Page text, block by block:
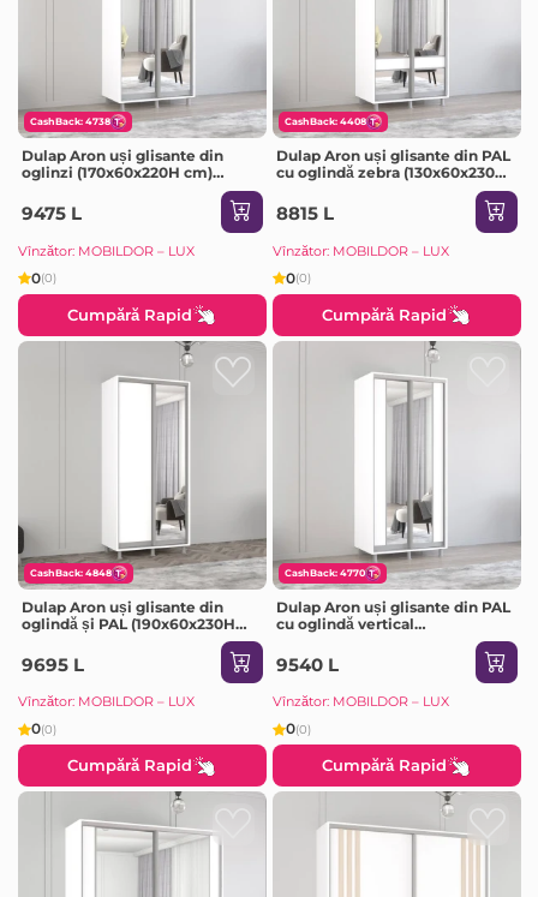
CashBack: 4738
Dulap Aron uși glisante din
oglinzi (170x60x220H cm)
9475 L
Vînzător: MOBILDOR – LUX
0(0)
Cumpără Rapid
CashBack: 4408
Dulap Aron uși glisante din PAL
cu oglindă zebra (130x60x230H
8815 L
Vînzător: MOBILDOR – LUX
0(0)
Cumpără Rapid
CashBack: 4848
Dulap Aron uși glisante din
oglindă și PAL (190x60x230H
9695 L
Vînzător: MOBILDOR – LUX
0(0)
Cumpără Rapid
CashBack: 4770
Dulap Aron uși glisante din PAL
cu oglindă vertical
(170x60x240H cm) Sonoma
9540 L
Vînzător: MOBILDOR – LUX
0(0)
Cumpără Rapid